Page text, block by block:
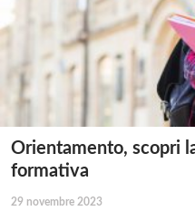
Orientamento, scopri
formativa
29 novembre 2023